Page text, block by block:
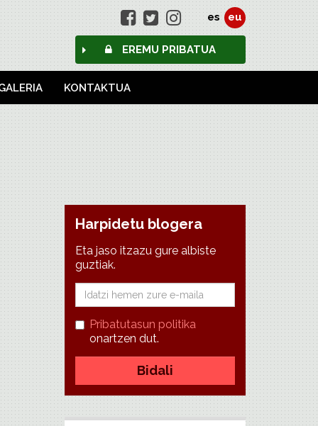
es eu
EREMU PRIBATUA
KONTAKTUA
Harpidetu blogera
Eta jaso itzazu gure albiste
guztiak.
Pribatutasun politika
onartzen dut.
Bidali